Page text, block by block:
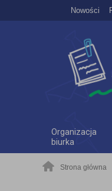
Nowości
Organizacja
biurka
Strona główna